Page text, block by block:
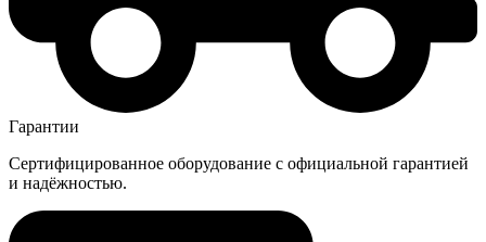
Гарантии
Сертифицированное оборудование с официальной гарантией
и надёжностью.